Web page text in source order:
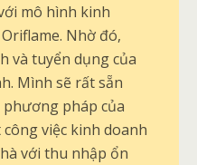
mô hình kinh
Nhờ đó,
và tuyển dụng của
Mình sẽ rất sẵn
phương pháp của
việc kinh doanh
với thu nhập ổn